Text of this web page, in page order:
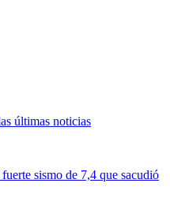
últimas noticias
sismo de 7,4 que sacudió